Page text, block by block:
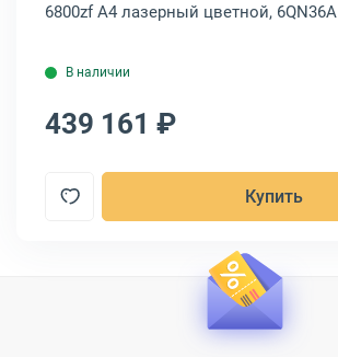
6800zf A4 лазерный цветной, 6QN36A
В наличии
439 161 ₽
Купить